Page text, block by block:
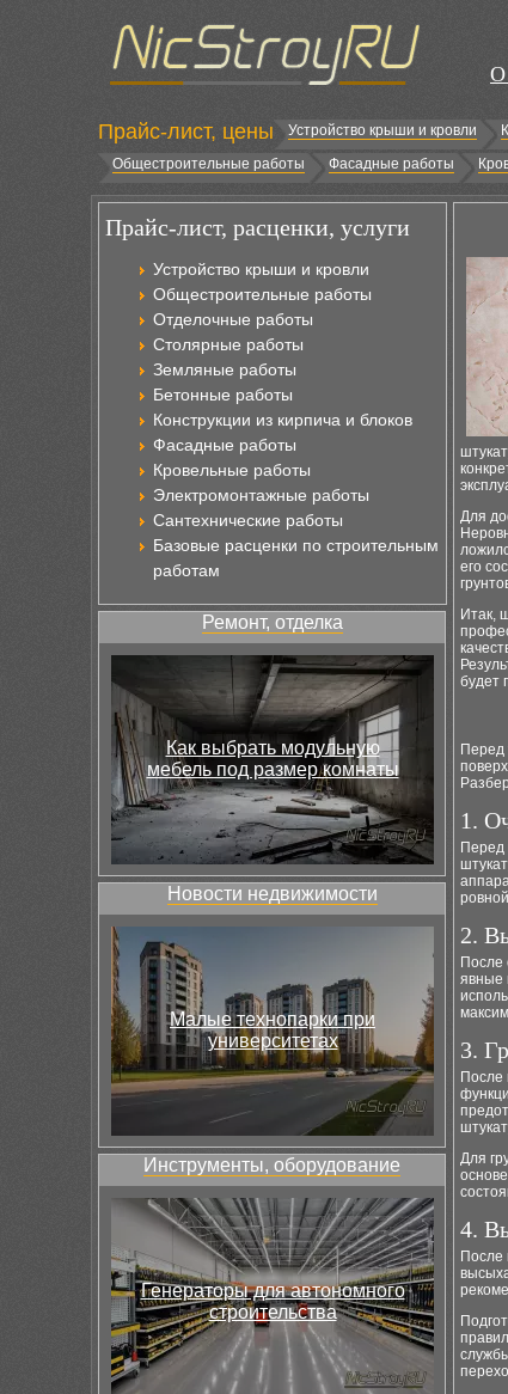
О
Прайс-лист, цены Устройство крыши и кровли
Общестроительные работы
Фасадные работы
Прайс-лист, расценки, услуги
Устройство крыши и кровли
Общестроительные работы
Отделочные работы
Столярные работы
Земляные работы
Бетонные работы
Конструкции из кирпича и блоков
Фасадные работы
Кровельные работы
Электромонтажные работы
Сантехнические работы
Базовые расценки по строительным
работам
Ремонт, отделка
Как выбрать модульную
мебель под размер комнаты
Новости недвижимости
Малые технопарки при
университетах
Инструменты, оборудование
Генераторы для автономного
строительства
Для
его
Итак,
будет
Перед
1.
Перед
2.
После
явные
3.
После
Для
4.
После